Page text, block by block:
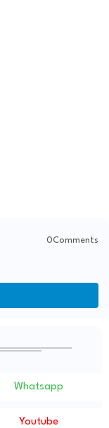
0Comments
Whatsapp
Youtube